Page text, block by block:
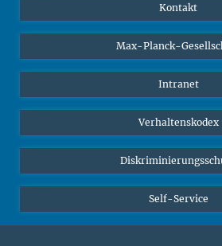
Studierende
Schüler*innen
Öffentlichkeit
Alumnae | Alumni
Kontakt
Max-Planck-
Intranet
Verhaltenskodex
Self-Service